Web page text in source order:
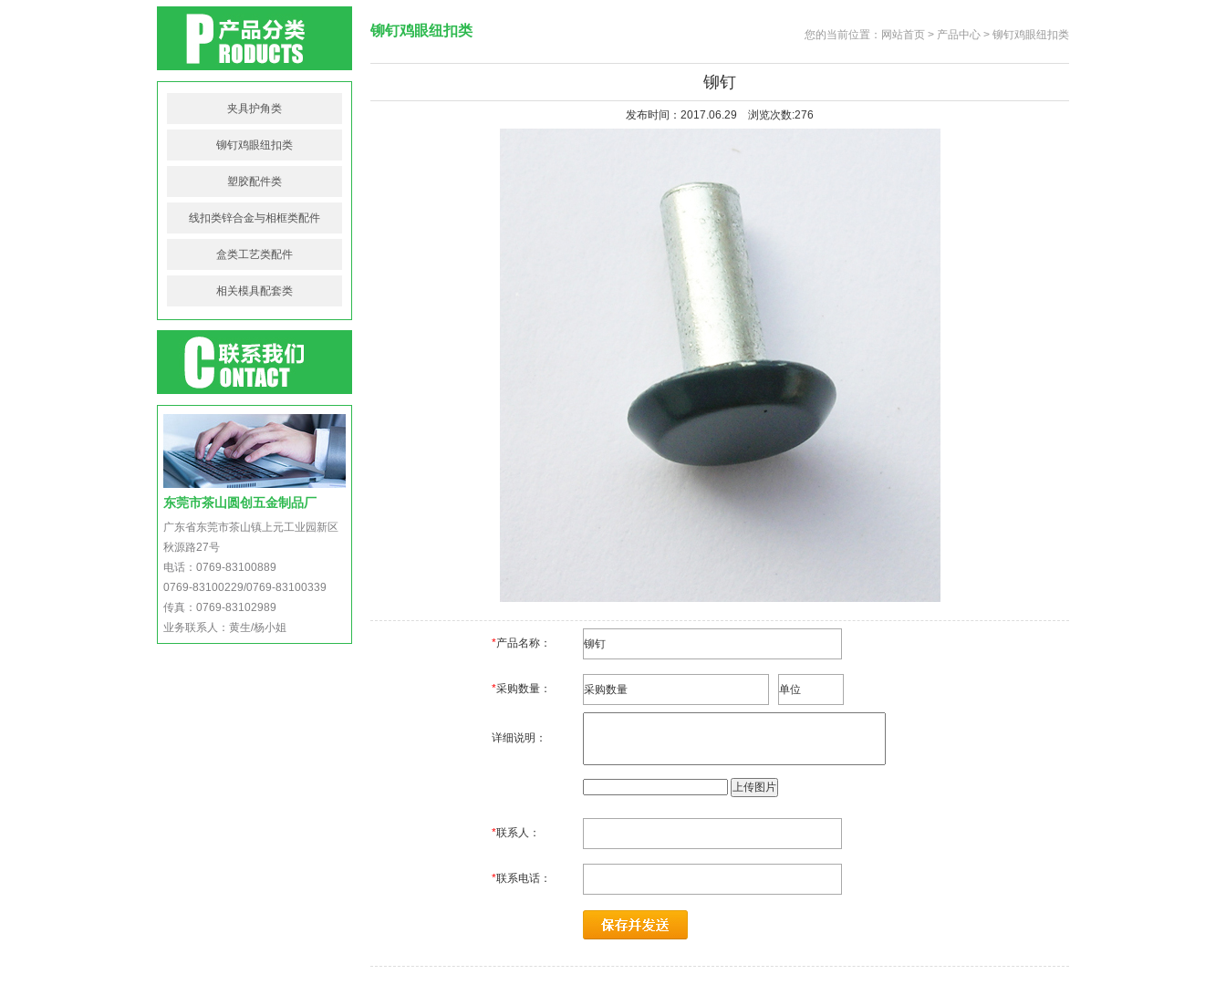
夹具护角类
铆钉鸡眼纽扣类
塑胶配件类
线扣类锌合金与相框类配件
盒类工艺类配件
相关模具配套类
东莞市茶山圆创五金制品厂
广东省东莞市茶山镇上元工业园新区
秋源路27号
电话：0769-83100889
0769-83100229/0769-83100339
传真：0769-83102989
业务联系人：黄生/杨小姐
铆钉鸡眼纽扣类 您的当前位置： 网站首页 > 产品中心 > 铆钉鸡眼纽扣类
铆钉
发布时间：2017.06.29 浏览次数:276
*产品名称：
*采购数量：
详细说明：
*联系人：
*联系电话：